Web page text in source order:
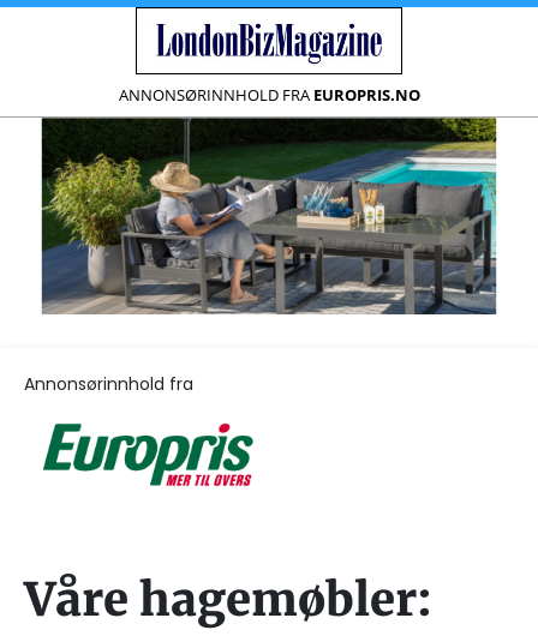
ANNONSØRINNHOLD FRA EUROPRIS.NO
Annonsørinnhold fra
Våre hagemøbler: